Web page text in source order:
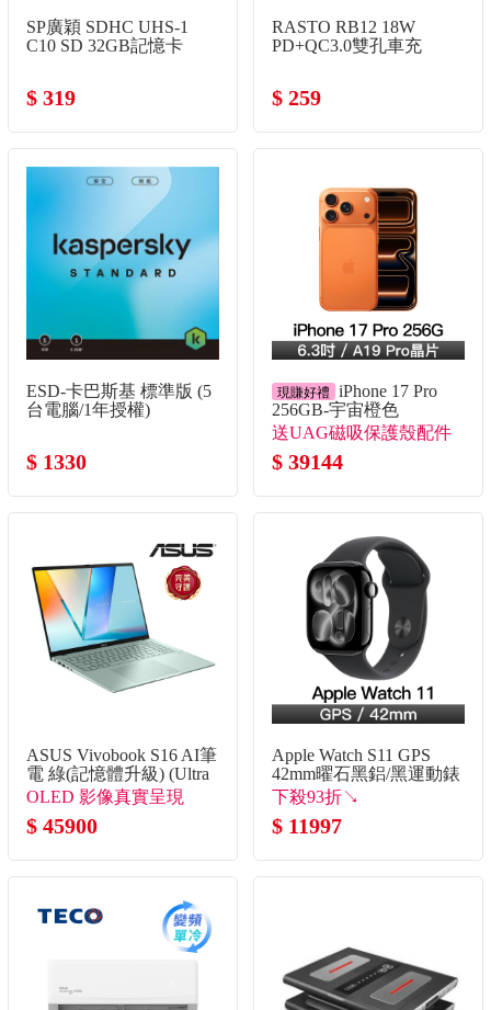
SP廣穎 SDHC UHS-1
C10 SD 32GB記憶卡
$ 319
RASTO RB12 18W
PD+QC3.0雙孔車充
$ 259
ESD-卡巴斯基 標準版 (5
台電腦/1年授權)
$ 1330
現賺好禮
iPhone 17 Pro
256GB-宇宙橙色
送UAG磁吸保護殼配件
組！
$ 39144
ASUS Vivobook S16 AI筆
電 綠(記憶體升級) (Ultra
5 325/16G+16G/512G
SSD/W11)
OLED 影像真實呈現
$ 45900
Apple Watch S11 GPS
42mm曜石黑鋁/黑運動錶
帶-S/M
下殺93折↘
$ 11997